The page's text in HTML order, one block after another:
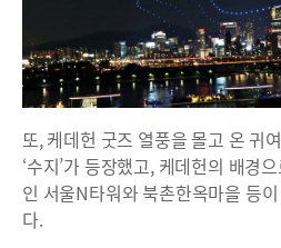
또, 케데헌 굿즈 열풍을 몰고 온 귀
‘수지’가 등장했고, 케데헌의 배경
인 서울N타워와 북촌한옥마을 등
다.